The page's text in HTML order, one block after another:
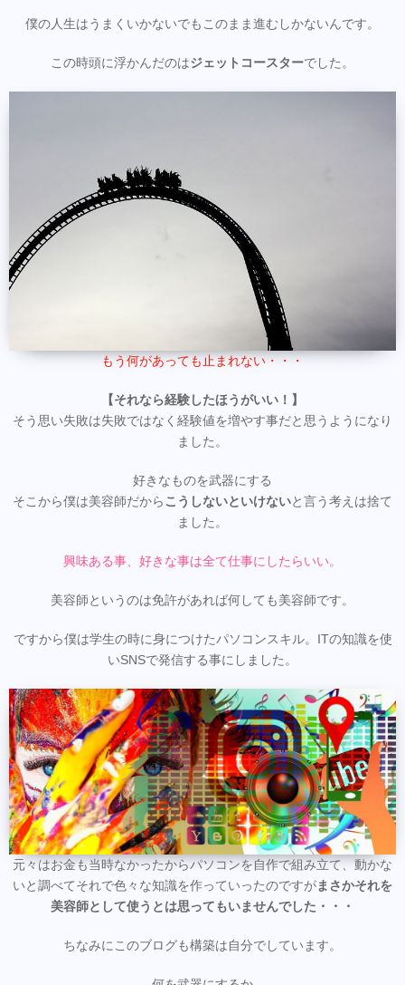
僕の人生はうまくいかないでもこのまま進むしかないんです。
この時頭に浮かんだのはジェットコースターでした。
もう何があっても止まれない・・・
【それなら経験したほうがいい！】
そう思い失敗は失敗ではなく経験値を増やす事だと思うようになり
ました。
好きなものを武器にする
そこから僕は美容師だからこうしないといけないと言う考えは捨て
ました。
興味ある事、好きな事は全て仕事にしたらいい。
美容師というのは免許があれば何しても美容師です。
ですから僕は学生の時に身につけたパソコンスキル。ITの知識を使
いSNSで発信する事にしました。
元々はお金も当時なかったからパソコンを自作で組み立て、動かな
いと調べてそれで色々な知識を作っていったのですがまさかそれを
美容師として使うとは思ってもいませんでした・・・
ちなみにこのブログも構築は自分でしています。